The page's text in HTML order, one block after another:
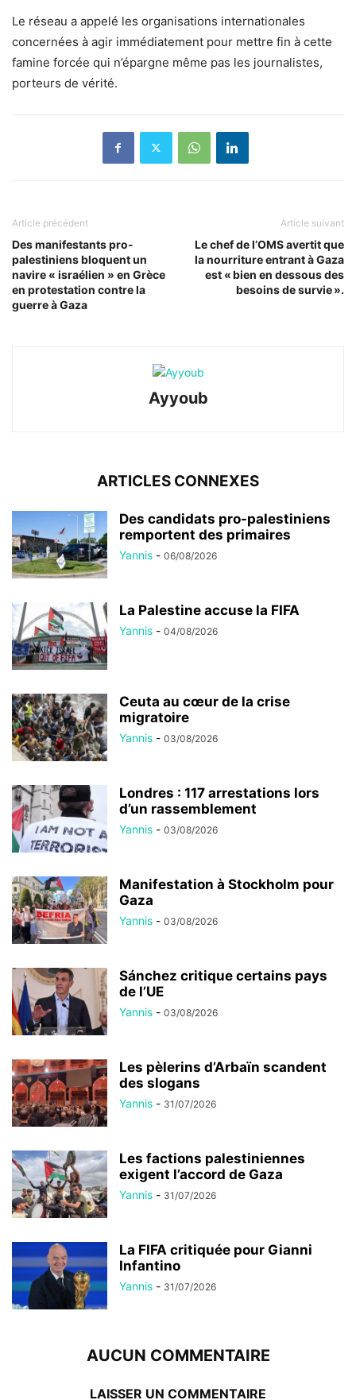
Le réseau a appelé les organisations internationales
concernées à agir immédiatement pour mettre fin à cette
famine forcée qui n’épargne même pas les journalistes,
porteurs de vérité.
Article précédent
Des manifestants pro-
palestiniens bloquent un
navire « israélien » en Grèce
en protestation contre la
guerre à Gaza
Article suivant
Le chef de l’OMS avertit que
la nourriture entrant à Gaza
est « bien en dessous des
besoins de survie ».
Ayyoub
ARTICLES CONNEXES
Des candidats pro-palestiniens
remportent des primaires
Yannis - 06/08/2026
La Palestine accuse la FIFA
Yannis - 04/08/2026
Ceuta au cœur de la crise
migratoire
Yannis - 03/08/2026
Londres : 117 arrestations lors
d’un rassemblement
Yannis - 03/08/2026
Manifestation à Stockholm pour
Gaza
Yannis - 03/08/2026
Sánchez critique certains pays
de l’UE
Yannis - 03/08/2026
Les pèlerins d’Arbaïn scandent
des slogans
Yannis - 31/07/2026
Les factions palestiniennes
exigent l’accord de Gaza
Yannis - 31/07/2026
La FIFA critiquée pour Gianni
Infantino
Yannis - 31/07/2026
AUCUN COMMENTAIRE
LAISSER UN COMMENTAIRE